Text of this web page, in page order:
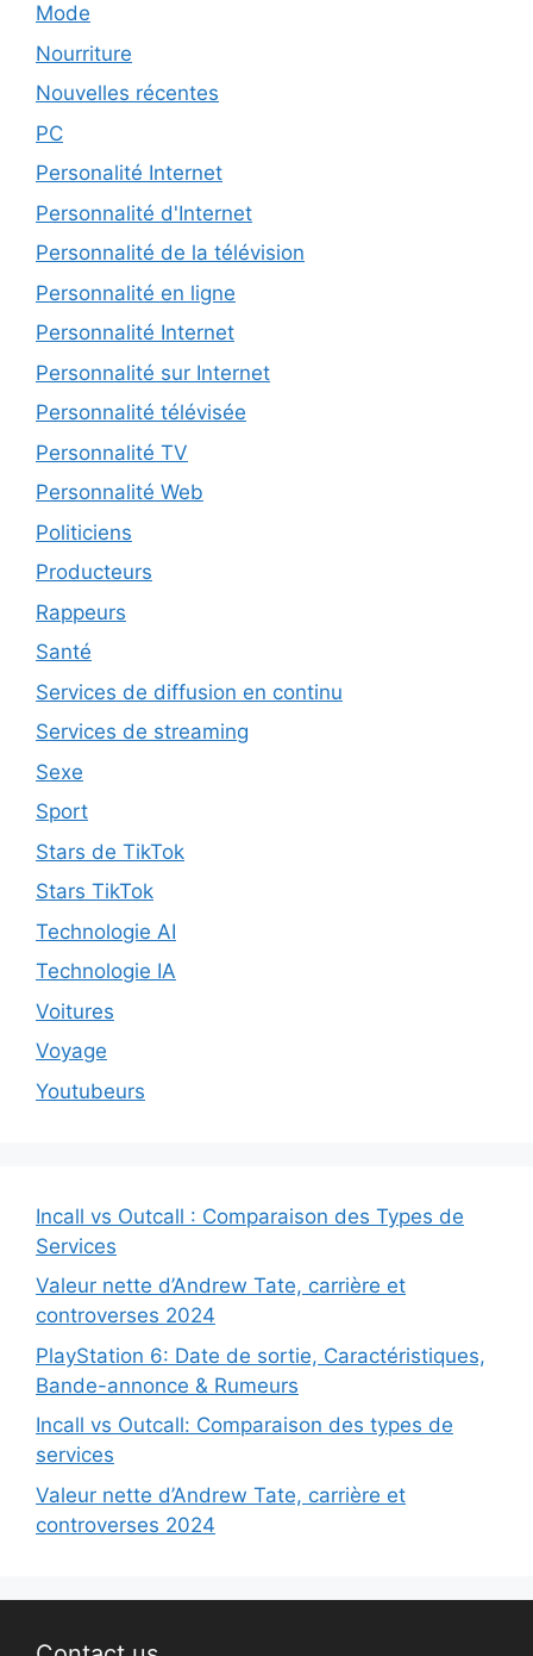
Mode
Nourriture
Nouvelles récentes
PC
Personalité Internet
Personnalité d'Internet
Personnalité de la télévision
Personnalité en ligne
Personnalité Internet
Personnalité sur Internet
Personnalité télévisée
Personnalité TV
Personnalité Web
Politiciens
Producteurs
Rappeurs
Santé
Services de diffusion en continu
Services de streaming
Sexe
Sport
Stars de TikTok
Stars TikTok
Technologie AI
Technologie IA
Voitures
Voyage
Youtubeurs
Incall vs Outcall : Comparaison des Types de
Services
Valeur nette d’Andrew Tate, carrière et
controverses 2024
PlayStation 6: Date de sortie, Caractéristiques,
Bande-annonce & Rumeurs
Incall vs Outcall: Comparaison des types de
services
Valeur nette d’Andrew Tate, carrière et
controverses 2024